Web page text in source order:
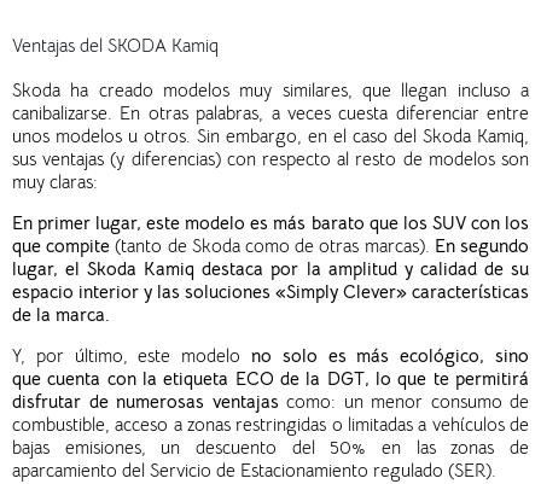
Ventajas del SKODA Kamiq
Skoda ha creado modelos muy similares, que llegan incluso a
canibalizarse. En otras palabras, a veces cuesta diferenciar entre
unos modelos u otros. Sin embargo, en el caso del Skoda Kamiq,
sus ventajas (y diferencias) con respecto al resto de modelos son
muy claras:
En primer lugar, este modelo es más barato que los SUV con los
que compite (tanto de Skoda como de otras marcas). En segundo
lugar, el Skoda Kamiq destaca por la amplitud y calidad de su
espacio interior y las soluciones «Simply Clever» características
de la marca.
Y, por último, este modelo no solo es más ecológico, sino
que cuenta con la etiqueta ECO de la DGT, lo que te permitirá
disfrutar de numerosas ventajascomo: un menor consumo de
combustible, acceso a zonas restringidas o limitadas a vehículos de
bajas emisiones, un descuento del 50% en las zonas de
aparcamiento del Servicio de Estacionamiento regulado (SER).